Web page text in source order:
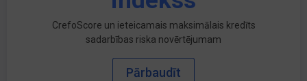
CrefoScore un ieteicamais maksimālais kredīts
sadarbības riska novērtējumam
Pārbaudīt